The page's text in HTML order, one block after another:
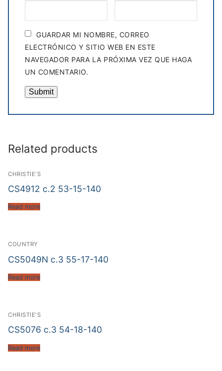
GUARDAR MI NOMBRE, CORREO
ELECTRÓNICO Y SITIO WEB EN ESTE
NAVEGADOR PARA LA PRÓXIMA VEZ QUE HAGA
UN COMENTARIO.
Related products
CHRISTIE'S
CS4912 c.2 53-15-140
Read more
COUNTRY
CS5049N c.3 55-17-140
Read more
CHRISTIE'S
CS5076 c.3 54-18-140
Read more